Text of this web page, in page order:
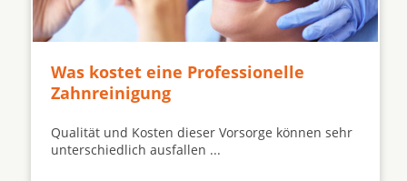
Was kostet eine Professionelle
Zahnreinigung
Qualität und Kosten dieser Vorsorge können sehr
unterschiedlich ausfallen ...